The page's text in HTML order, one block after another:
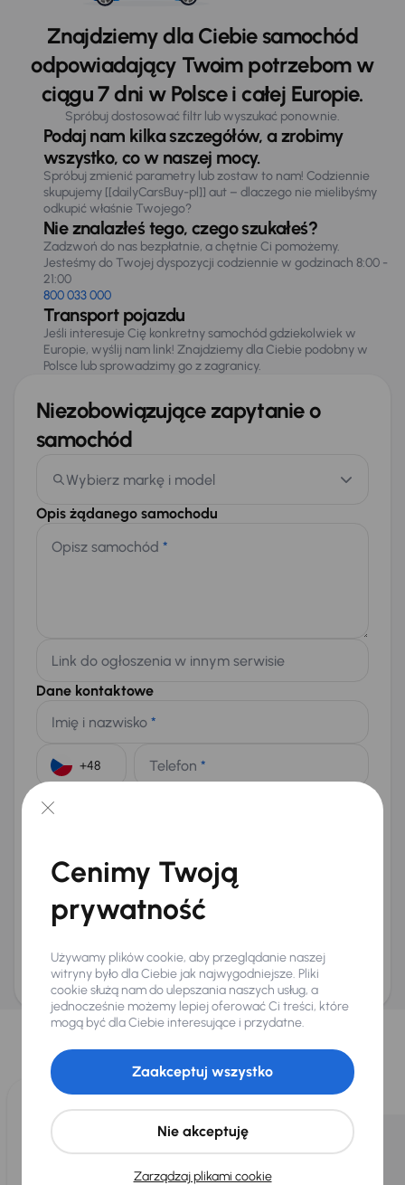
Znajdziemy dla Ciebie samochód
odpowiadający Twoim potrzebom w
ciągu 7 dni w Polsce i całej Europie.
Spróbuj dostosować filtr lub wyszukać ponownie.
Podaj nam kilka szczegółów, a zrobimy
wszystko, co w naszej mocy.
Spróbuj zmienić parametry lub zostaw to nam! Codziennie
skupujemy [[dailyCarsBuy-pl]] aut – dlaczego nie mielibyśmy
odkupić właśnie Twojego?
Nie znalazłeś tego, czego szukałeś?
Zadzwoń do nas bezpłatnie, a chętnie Ci pomożemy.
Jesteśmy do Twojej dyspozycji codziennie w godzinach 8:00 -
21:00
800 033 000
Transport pojazdu
Jeśli interesuje Cię konkretny samochód gdziekolwiek w
Europie, wyślij nam link! Znajdziemy dla Ciebie podobny w
Polsce lub sprowadzimy go z zagranicy.
Niezobowiązujące zapytanie o
samochód
Wybierz markę i model
Opis żądanego samochodu
Opisz samochód *
Link do ogłoszenia w innym serwisie
Dane kontaktowe
Imię i nazwisko *
Telefon *
E-mail
Na numer telefonu (opcjonalnie)
Wyślij zapytanie
ani zagwarantowaną dostępnością pojazdu. AURES Holdings a.s., z siedzibą
Dopraváků 874/15, Čimice, 184 00 Praga 8, będzie przechowywać i przetwarzać
Twoje dane osobowe zgodnie z zasadami ochrony i przetwarzaniadanych
osobowych
Wybraliśmy dla Ciebie
Wybieramy dla Ciebienajlepsze pojazdyz naszej oferty. Kupimy
dla Ciebiedo 400 pojazdówkażdego dnia.
Cenimy Twoją
prywatność
Używamy plików cookie, aby przeglądanie naszej
witryny było dla Ciebie jak najwygodniejsze. Pliki
cookie służą nam do ulepszania naszych usług, a
jednocześnie możemy lepiej oferować Ci treści, które
mogą być dla Ciebie interesujące i przydatne.
Zarządzaj plikami cookie
Nie akceptuję
Zaakceptuj wszystko